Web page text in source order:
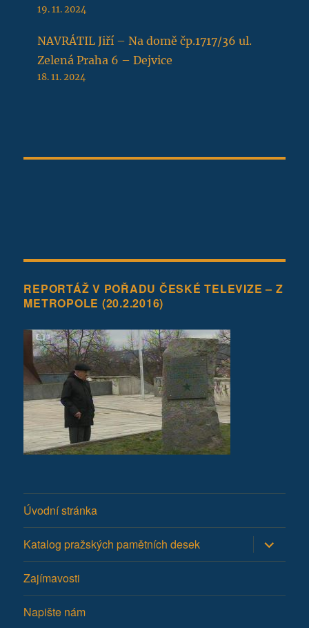
19. 11. 2024
NAVRÁTIL Jiří – Na domě čp.1717/36 ul.
Zelená Praha 6 – Dejvice
18. 11. 2024
REPORTÁŽ V POŘADU ČESKÉ TELEVIZE – Z
METROPOLE (20.2.2016)
Úvodní stránka
Katalog pražských pamětních desek Zobrazit
položky
Zajímavosti
Napište nám